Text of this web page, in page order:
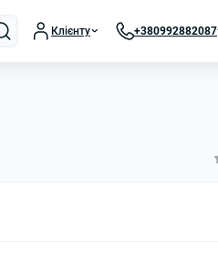
Клієнту +380992882087